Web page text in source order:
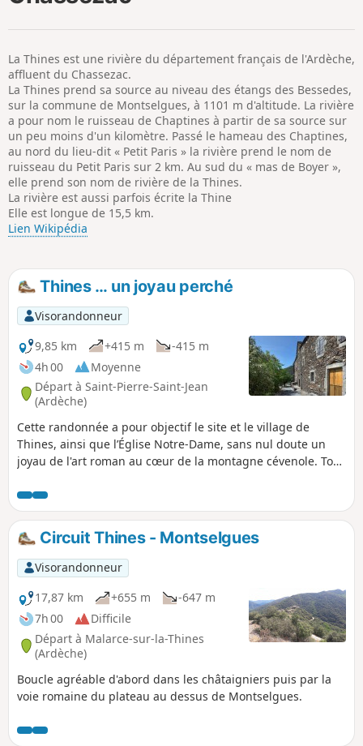
La Thines est une rivière du département français de l'Ardèche,
affluent du Chassezac.
La Thines prend sa source au niveau des étangs des Bessedes,
sur la commune de Montselgues, à 1101 m d'altitude. La rivière
a pour nom le ruisseau de Chaptines à partir de sa source sur
un peu moins d'un kilomètre. Passé le hameau des Chaptines,
au nord du lieu-dit « Petit Paris » la rivière prend le nom de
ruisseau du Petit Paris sur 2 km. Au sud du « mas de Boyer »,
elle prend son nom de rivière de la Thines.
La rivière est aussi parfois écrite la Thine
Elle est longue de 15,5 km.
Lien Wikipédia
Thines … un joyau perché
Visorandonneur
9,85 km
+415 m
-415 m
4h 00
Moyenne
Départ à Saint-Pierre-Saint-Jean
(Ardèche)
Cette randonnée a pour objectif le site et le village de
Thines, ainsi que l’Église Notre-Dame, sans nul doute un
joyau de l'art roman au cœur de la montagne cévenole. Tout
sauvage des montagnes qui l’entourent est grandiose!
Circuit Thines - Montselgues
Visorandonneur
17,87 km
+655 m
-647 m
7h 00
Difficile
Départ à Malarce-sur-la-Thines
(Ardèche)
Boucle agréable d'abord dans les châtaigniers puis par la
voie romaine du plateau au dessus de Montselgues.